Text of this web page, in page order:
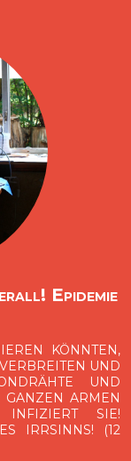
Epidemie
KÖNNTEN,
UND
UND
ARMEN
INFIZIERT SIE!
IRRSINNS! (12